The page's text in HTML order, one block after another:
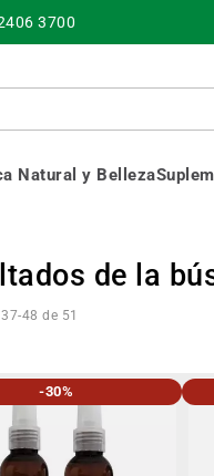
3700
Natural y Belleza
de la
37-48 de 51
-30%